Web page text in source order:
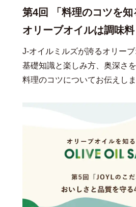
第4回 「料理のコツを知
オリーブオイルは調味料
J-オイルミルズが誇るオリーブ
基礎知識と楽しみ方、奥深さ
料理のコツについてお伝えしま